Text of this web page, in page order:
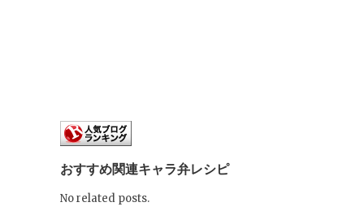
おすすめ関連キャラ弁レシピ
No related posts.